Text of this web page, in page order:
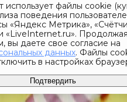
использует файлы cookie
поведения
«Яндекс Метрика»,
«LiveInternet.ru». Продолжая
вы даете свое согласие на
данных. Файлы
в настройках
Подтвердить